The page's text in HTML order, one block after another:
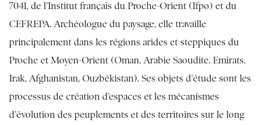
7041, de l’Institut français du Proche-Orient (Ifpo) et du
CEFREPA. Archéologue du paysage, elle travaille
principalement dans les régions arides et steppiques du
Proche et Moyen-Orient (Oman, Arabie Saoudite, Emirats,
Irak, Afghanistan, Ouzbékistan). Ses objets d’étude sont les
processus de création d’espaces et les mécanismes
d’évolution des peuplements et des territoires sur le long